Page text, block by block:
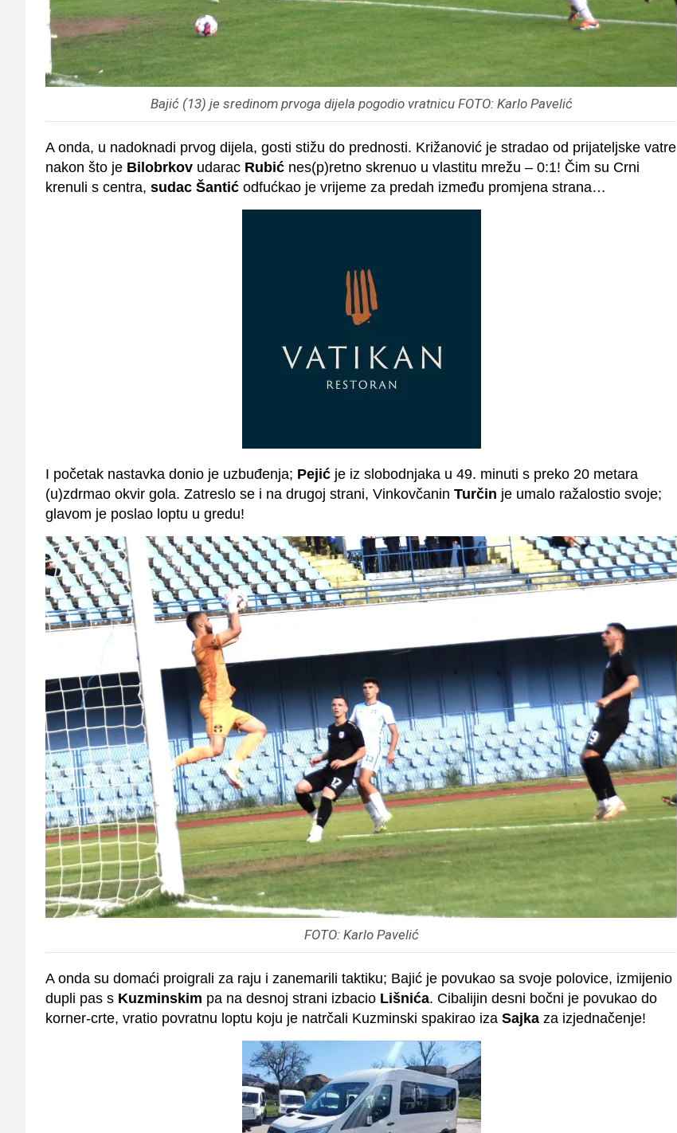
Bajić (13) je sredinom prvoga dijela pogodio vratnicu FOTO: Karlo Pavelić
A onda, u nadoknadi prvog dijela, gosti stižu do prednosti. Križanović je stradao od prijateljske vatre
nakon što je Bilobrkov udarac Rubić nes(p)retno skrenuo u vlastitu mrežu – 0:1! Čim su Crni
krenuli s centra, sudac Šantić odfućkao je vrijeme za predah između promjena strana…
I početak nastavka donio je uzbuđenja; Pejić je iz slobodnjaka u 49. minuti s preko 20 metara
(u)zdrmao okvir gola. Zatreslo se i na drugoj strani, Vinkovčanin Turčin je umalo ražalostio svoje;
glavom je poslao loptu u gredu!
FOTO: Karlo Pavelić
A onda su domaći proigrali za raju i zanemarili taktiku; Bajić je povukao sa svoje polovice, izmijenio
dupli pas s Kuzminskim pa na desnoj strani izbacio Lišnića. Cibalijin desni bočni je povukao do
korner-crte, vratio povratnu loptu koju je natrčali Kuzminski spakirao iza Sajka za izjednačenje!